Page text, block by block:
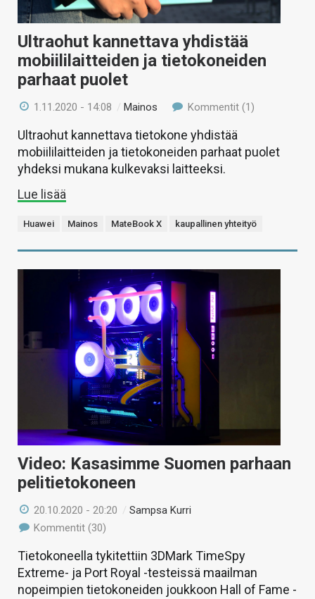
Ultraohut kannettava yhdistää
mobiililaitteiden ja tietokoneiden
parhaat puolet
1.11.2020 - 14:08 / Mainos Kommentit (1)
Ultraohut kannettava tietokone yhdistää
mobiililaitteiden ja tietokoneiden parhaat puolet
yhdeksi mukana kulkevaksi laitteeksi.
Lue lisää
Huawei Mainos MateBook X kaupallinen yhteityö
Video: Kasasimme Suomen parhaan
pelitietokoneen
20.10.2020 - 20:20 /Sampsa Kurri
Kommentit (30)
Tietokoneella tykitettiin 3DMark TimeSpy
Extreme- ja Port Royal -testeissä maailman
nopeimpien tietokoneiden joukkoon Hall of Fame -